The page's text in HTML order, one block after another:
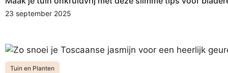
23 september 2025
Tuin en Planten